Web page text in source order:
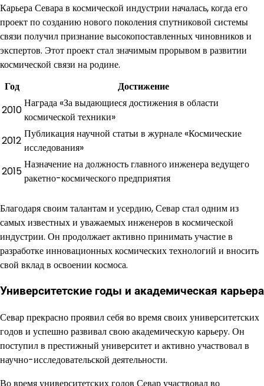
Карьера Севара в космической индустрии началась, когда его
проект по созданию нового поколения спутниковой системы
связи получил признание высокопоставленных чиновников и
экспертов. Этот проект стал значимым прорывом в развитии
космической связи на родине.
Год
Достижение
2010
Награда «За выдающиеся достижения в области
космической техники»
2012
Публикация научной статьи в журнале «Космические
исследования»
2015
Назначение на должность главного инженера ведущего
ракетно-космического предприятия
Благодаря своим талантам и усердию, Севар стал одним из
самых известных и уважаемых инженеров в космической
индустрии. Он продолжает активно принимать участие в
разработке инновационных космических технологий и вносить
свой вклад в освоении космоса.
Университетские годы и академическая карьера
Севар прекрасно проявил себя во время своих университетских
годов и успешно развивал свою академическую карьеру. Он
поступил в престижный университет и активно участвовал в
научно-исследовательской деятельности.